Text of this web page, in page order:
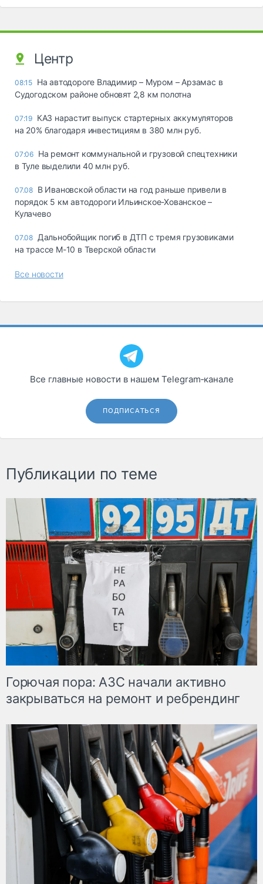
Центр
08:15 На автодороге Владимир – Муром – Арзамас в
Судогодском районе обновят 2,8 км полотна
07:19 КАЗ нарастит выпуск стартерных аккумуляторов
на 20% благодаря инвестициям в 380 млн руб.
07:06 На ремонт коммунальной и грузовой спецтехники
в Туле выделили 40 млн руб.
07.08 В Ивановской области на год раньше привели в
порядок 5 км автодороги Ильинское-Хованское –
Кулачево
07.08 Дальнобойщик погиб в ДТП с тремя грузовиками
на трассе М-10 в Тверской области
Все новости
Все главные новости в нашем Telegram‑канале
ПОДПИСАТЬСЯ
Публикации по теме
Горючая пора: АЗС начали активно
закрываться на ремонт и ребрендинг